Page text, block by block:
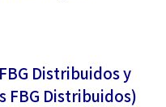
Distribuidos y
FBG Distribuidos)